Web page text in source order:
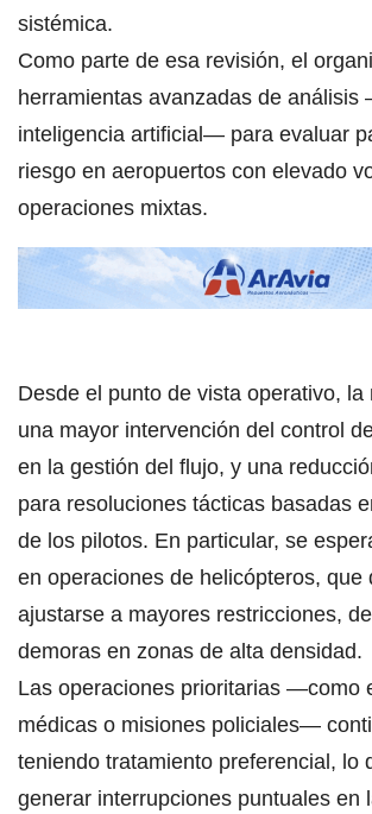
sistémica.
Como parte de esa revisión, el
herramientas avanzadas de
inteligencia artificial— para evaluar
riesgo en aeropuertos con elevado
operaciones mixtas.
Desde el punto de vista operativo, la
una mayor intervención del control
en la gestión del flujo, y una
para resoluciones tácticas basadas
de los pilotos. En particular, se
en operaciones de helicópteros, que
ajustarse a mayores restricciones,
demoras en zonas de alta densidad.
Las operaciones prioritarias —como
médicas o misiones policiales—
teniendo tratamiento preferencial, lo
generar interrupciones puntuales en